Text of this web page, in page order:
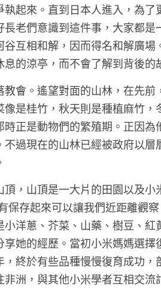
起來。直到日本人進入，為
老們意識到這件事，大家都
互相和解，因而得名和解廣
的涼亭，而不會了解到背後的
會。遙望對面的山林，在先
是桂竹，秋天則是種植麻竹
正是動物們的繁殖期。正因
過現在的山林已經被政府以
，山頂是一大片的田園以及
保存起來可以讓我們近距離觀
洋蔥、芥菜、山藥、樹豆、
她的經歷。當初小米媽媽選
終於有些品種慢慢復育成功
洲，與其他小米學者互相交